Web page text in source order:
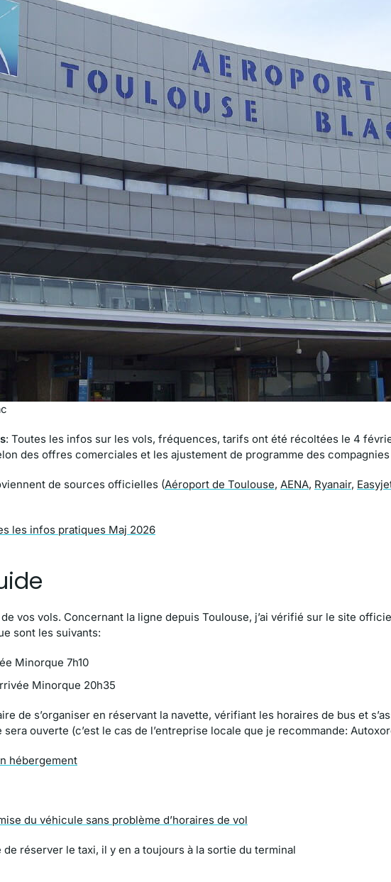
: Toutes les infos sur les vols, fréquences, tarifs ont été récoltées le 4
des offres comerciales et les ajustement de programme des
de sources officielles (Aéroport de Toulouse, AENA, Ryanair,
les infos pratiques Maj 2026
vos vols. Concernant la ligne depuis Toulouse, j’ai vérifié sur le site
sont les suivants:
Minorque 7h10
Minorque 20h35
de s’organiser en réservant la navette, vérifiant les horaires de bus et
ouverte (c’est le cas de l’entreprise locale que je recommande:
hébergement
du véhicule sans problème d’horaires de vol
de réserver le taxi, il y en a toujours à la sortie du terminal